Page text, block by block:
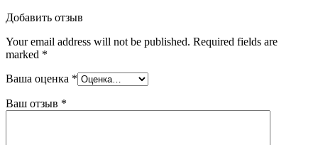
Добавить отзыв
Your email address will not be published. Required fields are
marked *
Ваша оценка *
Ваш отзыв *